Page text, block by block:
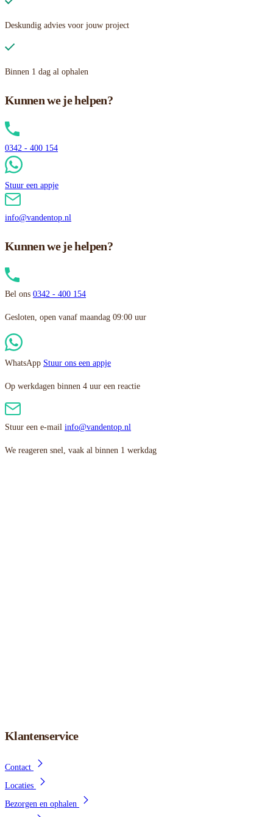
Deskundig advies voor jouw project
Binnen 1 dag al ophalen
Kunnen we je helpen?
0342 - 400 154
Stuur een appje
info@vandentop.nl
Kunnen we je helpen?
Bel ons 0342 - 400 154
Gesloten, open vanaf maandag 09:00 uur
WhatsApp Stuur ons een appje
Op werkdagen binnen 4 uur een reactie
Stuur een e-mail info@vandentop.nl
We reageren snel, vaak al binnen 1 werkdag
Klantenservice
Contact
Locaties
Bezorgen en ophalen